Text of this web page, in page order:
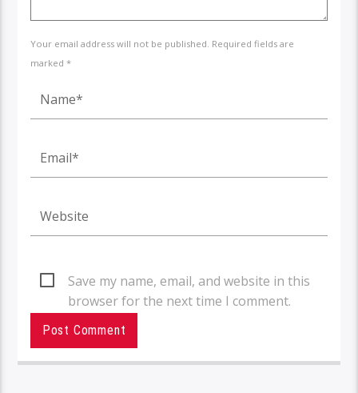
Your email address will not be published. Required fields are
marked *
Save my name, email, and website in this
browser for the next time I comment.